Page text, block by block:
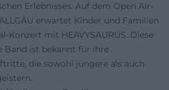
Erlebnisses. Auf dem Open Air-
erwartet Kinder und Familien
Konzert mit HEAVYSAURUS. Diese
Band ist bekannt für ihre
die sowohl jüngere als auch